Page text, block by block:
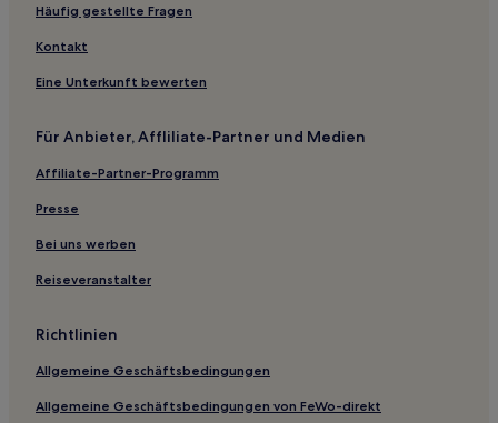
Hotels nahe Cala d'en Carles Strand
Sant Feliu de Guixols Hotels
Hotels nahe Leuchtturm von Tossa de Mar
Castell-Platja d'Aro Hotels
Tossa de Mar Hotels
Serra de Daró Hotels
Platja d'Aro: Hotels
Castell d'Empordà Hotels
Lloret de Mar Hotels
Hotels nahe Hafen von Llafranc
Palamós Hotels
Häufig gestellte Fragen
Kontakt
Eine Unterkunft bewerten
Für Anbieter, Affliliate-Partner und Medien
Affiliate-Partner-Programm
Presse
Bei uns werben
Reiseveranstalter
Richtlinien
Allgemeine Geschäftsbedingungen
Allgemeine Geschäftsbedingungen von FeWo-direkt